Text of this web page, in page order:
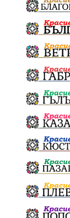
Ще има ли
стопанство
„Отваряне на
Негодна за
цялостно
и прилежащия
Гражданска